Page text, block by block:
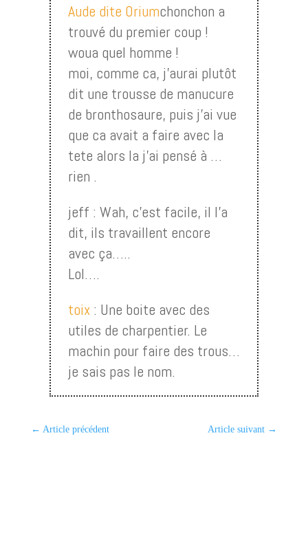
Aude dite Oriumchonchon a
trouvé du premier coup !
woua quel homme !
moi, comme ca, j’aurai plutôt
dit une trousse de manucure
de bronthosaure, puis j’ai vue
que ca avait a faire avec la
tete alors la j’ai pensé à …
rien .
jeff : Wah, c’est facile, il l’a
dit, ils travaillent encore
avec ça…..
Lol….
toix: Une boite avec des
utiles de charpentier. Le
machin pour faire des trous…
je sais pas le nom.
← Article précédent Article suivant →